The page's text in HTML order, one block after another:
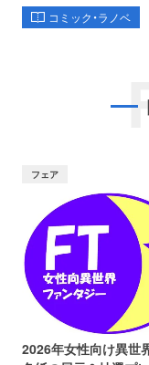
コミック・ラノベ
フェア
2026年女性向け異世